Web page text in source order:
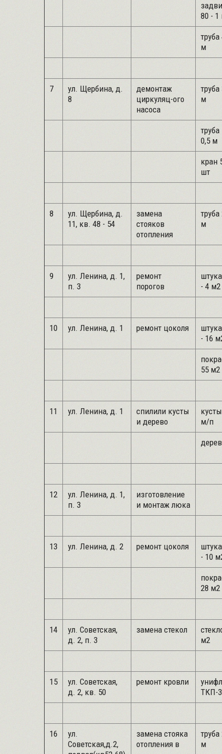
80 - 1
м
7
ул. Щербина, д.
8
демонтаж
циркуляц-ого
насоса
м
труба
0,5 м
кран
шт
8
ул. Щербина, д.
11, кв. 48 - 54
замена
стояков
отопления
м
9
ул. Ленина, д. 1,
п. 3
ремонт
порогов
- 4 м2
10 ул. Ленина, д. 1 ремонт цоколя
- 16
55 м2
11 ул. Ленина, д. 1
спилили кусты
и дерево
м/п
12
ул. Ленина, д. 1,
п. 3
изготовление
и монтаж люка
13 ул. Ленина, д. 2 ремонт цоколя
- 10
28 м2
14
ул. Советская,
д. 2, п. 3
замена стекол
м2
15
ул. Советская,
д. 2, кв. 50
ремонт кровли
ТКП-
16
ул.
Советская,д.2,
замена стояка
отопления в
м